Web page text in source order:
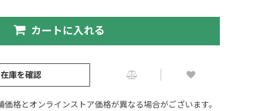
カートに入れる
庫を確認
格とオンラインストア価格が異なる場合がございます。